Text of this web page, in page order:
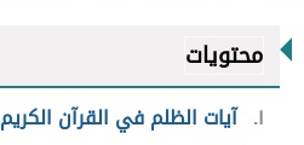
محتويات
١ آيات الظلم في القرآن الكريم